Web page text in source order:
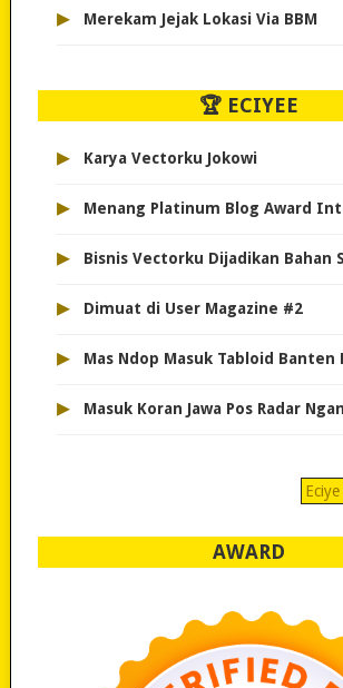
▸ Merekam Jejak Lokasi Via BBM
🏆 ECIYEE
▸ Karya Vectorku Jokowi
▸ Menang Platinum Blog Award
▸ Bisnis Vectorku Dijadikan Bahan
▸ Dimuat di User Magazine #2
▸ Mas Ndop Masuk Tabloid Banten
▸ Masuk Koran Jawa Pos Radar
AWARD